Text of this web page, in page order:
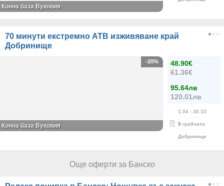
Конна база Вуковия
70 минути екстремно АТВ изживяване край
Добринище
48.90€
61.36€
95.64лв
120.01лв
1.04 - 30.10
5 грабнати
Добринище
-20%
Конна база Вуковия
Още оферти за Банско